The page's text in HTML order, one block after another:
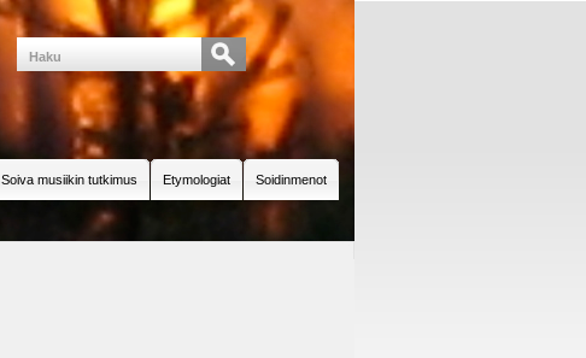
Soiva musiikin tutkimus Etymologiat Soidinmenot